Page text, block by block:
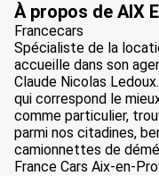
À propos de AIX
Francecars
Spécialiste de la
accueille dans son
Claude Nicolas
qui correspond le
comme particulier,
parmi nos citadines,
camionnettes de
France Cars Aix-en-